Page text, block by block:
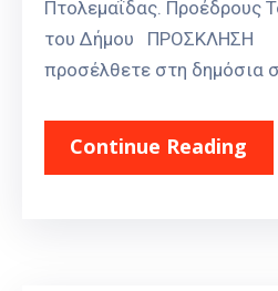
Πτολεμαΐδας. Προέδρους
του Δήμου ΠΡΟΣΚΛΗΣΗ
προσέλθετε στη δημόσια
Continue Reading